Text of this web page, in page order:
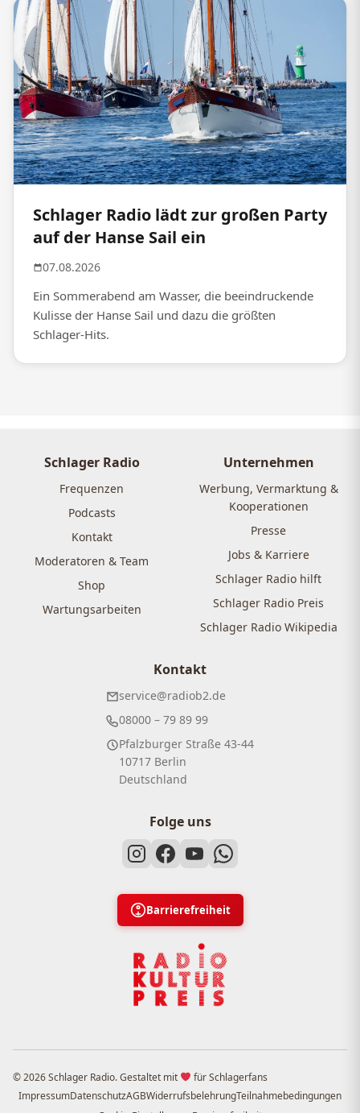
Schlager Radio lädt zur großen Party
auf der Hanse Sail ein
07.08.2026
Ein Sommerabend am Wasser, die beeindruckende
Kulisse der Hanse Sail und dazu die größten
Schlager-Hits.
Schlager Radio
Frequenzen
Podcasts
Kontakt
Moderatoren & Team
Shop
Wartungsarbeiten
Unternehmen
Werbung, Vermarktung &
Kooperationen
Presse
Jobs & Karriere
Schlager Radio hilft
Schlager Radio Preis
Schlager Radio Wikipedia
Kontakt
service@radiob2.de
08000 – 79 89 99
Pfalzburger Straße 43-44
10717 Berlin
Deutschland
Folge uns
Barrierefreiheit
© 2026 Schlager Radio. Gestaltet mit
für Schlagerfans
ImpressumDatenschutzAGBWiderrufsbelehrungTeilnahmebedingungen